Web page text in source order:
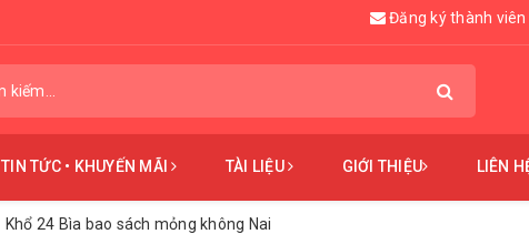
Đăng ký thành
TIN TỨC • KHUYẾN MÃI TÀI LIỆU GIỚI THIỆU LIÊN
Khổ 24 Bìa bao sách mỏng không Nai